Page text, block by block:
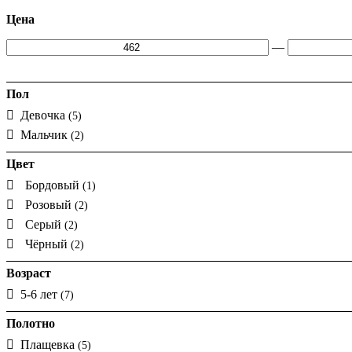
Цена
—
Пол
Девочка (5)
Мальчик (2)
Цвет
Бордовый (1)
Розовый (2)
Серый (2)
Чёрный (2)
Возраст
5-6 лет (7)
Полотно
Плащевка (5)